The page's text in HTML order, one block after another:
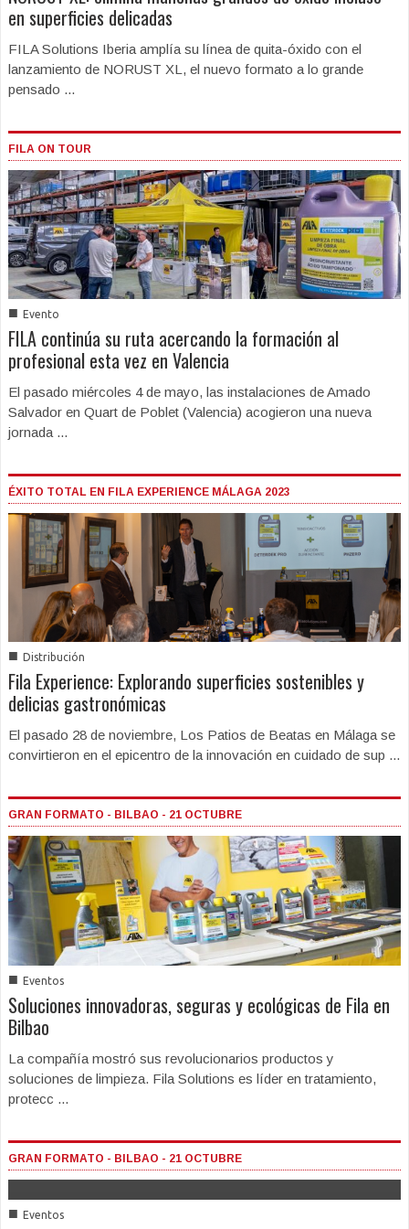
en superficies delicadas
FILA Solutions Iberia amplía su línea de quita-óxido con el
lanzamiento de NORUST XL, el nuevo formato a lo grande
pensado ...
FILA ON TOUR
■ Evento
FILA continúa su ruta acercando la formación al
profesional esta vez en Valencia
El pasado miércoles 4 de mayo, las instalaciones de Amado
Salvador en Quart de Poblet (Valencia) acogieron una nueva
jornada ...
ÉXITO TOTAL EN FILA EXPERIENCE MÁLAGA 2023
■ Distribución
Fila Experience: Explorando superficies sostenibles y
delicias gastronómicas
El pasado 28 de noviembre, Los Patios de Beatas en Málaga se
convirtieron en el epicentro de la innovación en cuidado de sup ...
GRAN FORMATO - BILBAO - 21 OCTUBRE
■ Eventos
Soluciones innovadoras, seguras y ecológicas de Fila en
Bilbao
La compañía mostró sus revolucionarios productos y
soluciones de limpieza. Fila Solutions es líder en tratamiento,
protecc ...
GRAN FORMATO - BILBAO - 21 OCTUBRE
■ Eventos